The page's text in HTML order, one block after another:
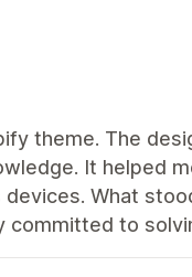
theme. The
It helped
What
committed to